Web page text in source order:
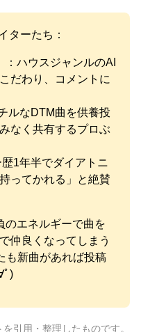
ターたち：
：ハウスジャンルのAI
だわり、コメントに
ルなDTM曲を供養投
なく共有するプロぶ
歴1年半でダイアトニ
ってかれる」と絶賛
のエネルギーで曲を
仲良くなってしまう
も新曲があれば投稿
ﾟ)
引用・整理したものです。